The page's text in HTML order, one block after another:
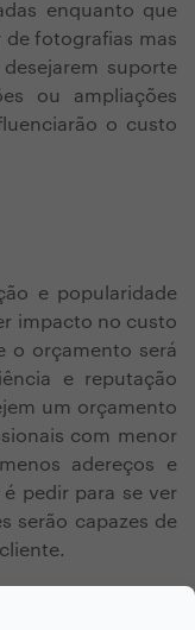
enquanto que
fotografias mas
suporte
ou ampliações
o custo
e popularidade
impacto no custo
o orçamento será
e reputação
um orçamento
com menor
adereços e
pedir para se ver
serão capazes de